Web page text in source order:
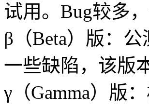
试用。Bug较多
β（Beta）版：
一些缺陷，该版
γ（Gamma）版